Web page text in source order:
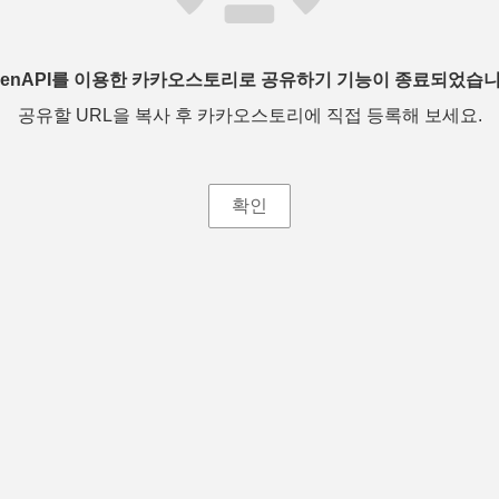
를 이용한 카카오스토리로 공유하기 기능이 종료되었습
공유할 URL을 복사 후 카카오스토리에 직접 등록해 보세요.
확인